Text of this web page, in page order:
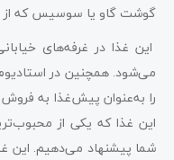
گوشت گاو یا سوسیس که
این غذا در غرفه‌های
می‌شود. همچنین در
را به‌عنوان پیش‌غذا به فروش
این غذا که یکی از
شما پیشنهاد می‌دهیم. این